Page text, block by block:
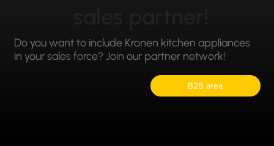
Do you want to include Kronen kitchen appliances
in your sales force? Join our partner network!
B2B area